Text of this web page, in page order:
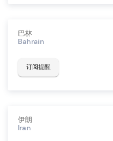
巴林
Bahrain
订阅提醒
伊朗
Iran